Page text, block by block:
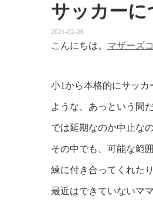
サッカーに
2021-02-26
こんにちは。 マザーズ
小1から本格的にサッ
ような、あっという間
では延期なのか中止な
その中でも、可能な範
練に付き合ってくれた
最近はできていないマ